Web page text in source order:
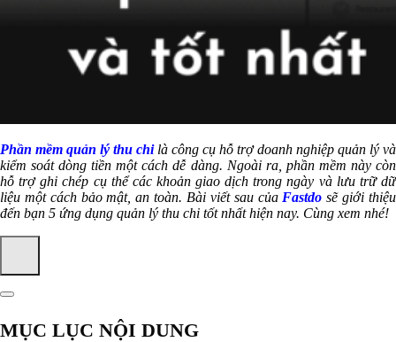
Phần mềm quản lý thu chilà công cụ hỗ trợ doanh nghiệp quản lý và
kiểm soát dòng tiền một cách dễ dàng. Ngoài ra, phần mềm này còn
hỗ trợ ghi chép cụ thể các khoản giao dịch trong ngày và lưu trữ dữ
liệu một cách bảo mật, an toàn. Bài viết sau của Fastdo sẽ giới thiệu
đến bạn 5 ứng dụng quản lý thu chi tốt nhất hiện nay. Cùng xem nhé!
MỤC LỤC NỘI DUNG